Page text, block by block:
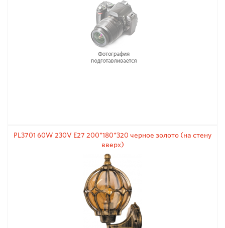
PL3701 60W 230V E27 200*180*320 черное золото (на стену
вверх)